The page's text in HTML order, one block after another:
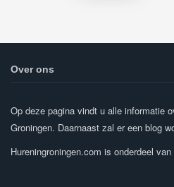
Over ons
Op deze pagina vindt u alle informatie
Groningen. Daarnaast zal er een blog
Hureningroningen.com is onderdeel